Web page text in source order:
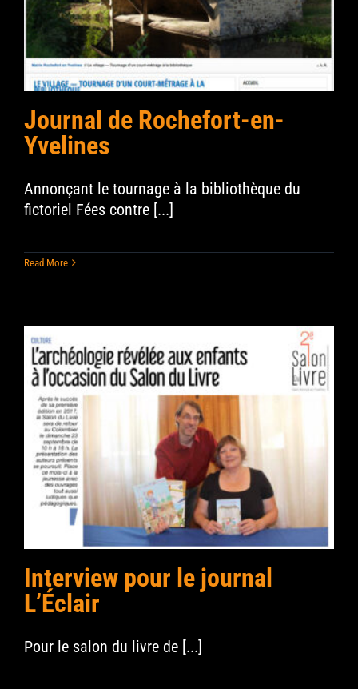
Journal de Rochefort-en-
Yvelines
Annonçant le tournage à la bibliothèque du
fictoriel Fées contre [...]
Read More
Interview pour le journal
L’Éclair
Pour le salon du livre de [...]